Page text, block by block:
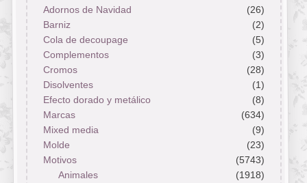
Adornos de Navidad
(26)
Barniz
(2)
Cola de decoupage
(5)
Complementos
(3)
Cromos
(28)
Disolventes
(1)
Efecto dorado y metálico
(8)
Marcas
(634)
Mixed media
(9)
Molde
(23)
Motivos
(5743)
Animales
(1918)